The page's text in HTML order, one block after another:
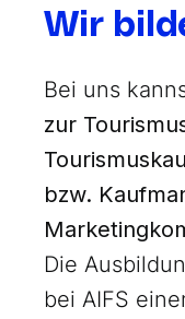
Wir
Bei uns
zur
bzw.
Die
bei AIFS